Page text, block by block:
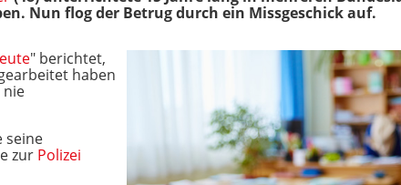
Nun flog der Betrug durch ein Missgeschick auf.
" berichtet,
haben
nie
seine
zur Polizei